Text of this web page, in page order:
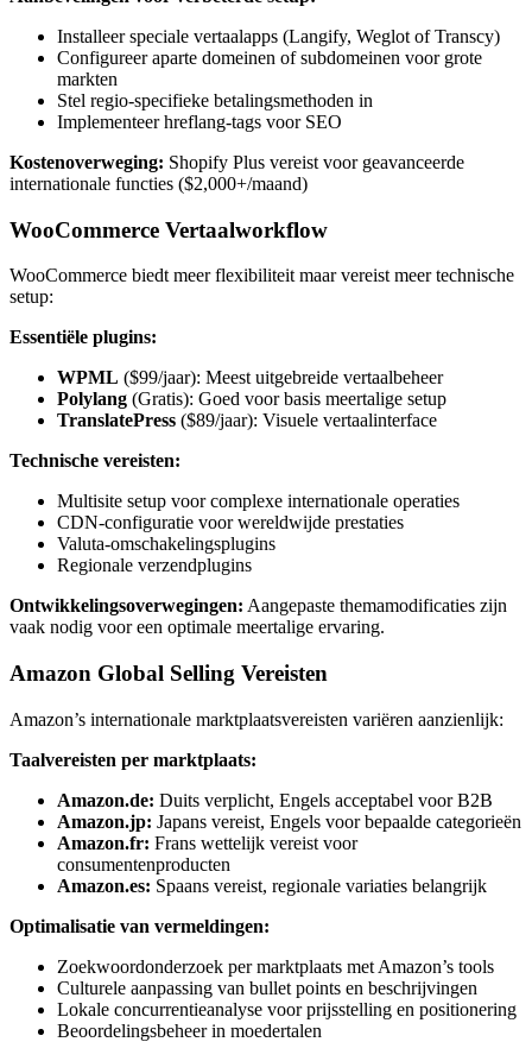
Installeer speciale vertaalapps (Langify, Weglot of Transcy)
Configureer aparte domeinen of subdomeinen voor grote
markten
Stel regio-specifieke betalingsmethoden in
Implementeer hreflang-tags voor SEO
Kostenoverweging: Shopify Plus vereist voor geavanceerde
internationale functies ($2,000+/maand)
WooCommerce Vertaalworkflow
WooCommerce biedt meer flexibiliteit maar vereist meer technische
setup:
Essentiële plugins:
WPML ($99/jaar): Meest uitgebreide vertaalbeheer
Polylang (Gratis): Goed voor basis meertalige setup
TranslatePress ($89/jaar): Visuele vertaalinterface
Technische vereisten:
Multisite setup voor complexe internationale operaties
CDN-configuratie voor wereldwijde prestaties
Valuta-omschakelingsplugins
Regionale verzendplugins
Ontwikkelingsoverwegingen: Aangepaste themamodificaties zijn
vaak nodig voor een optimale meertalige ervaring.
Amazon Global Selling Vereisten
Amazon’s internationale marktplaatsvereisten variëren aanzienlijk:
Taalvereisten per marktplaats:
Amazon.de: Duits verplicht, Engels acceptabel voor B2B
Amazon.jp: Japans vereist, Engels voor bepaalde categorieën
Amazon.fr: Frans wettelijk vereist voor
consumentenproducten
Amazon.es: Spaans vereist, regionale variaties belangrijk
Optimalisatie van vermeldingen:
Zoekwoordonderzoek per marktplaats met Amazon’s tools
Culturele aanpassing van bullet points en beschrijvingen
Lokale concurrentieanalyse voor prijsstelling en positionering
Beoordelingsbeheer in moedertalen